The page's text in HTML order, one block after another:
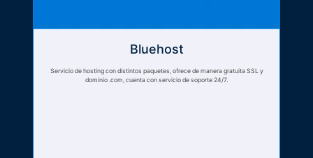
Bluehost
Servicio de hosting con distintos paquetes, ofrece de manera gratuita SSL y
dominio .com, cuenta con servicio de soporte 24/7.